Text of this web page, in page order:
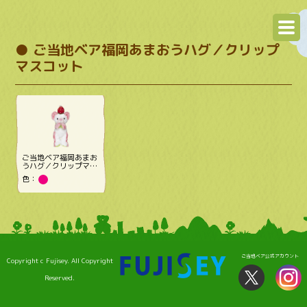
● ご当地ベア福岡あまおうハグ／クリップ
マスコット
ご当地ベア福岡あまお
うハグ／クリップマス
コット
色：
ご当地ベア公式アカウント
Copyright c Fujisey. All Copyright
Reserved.